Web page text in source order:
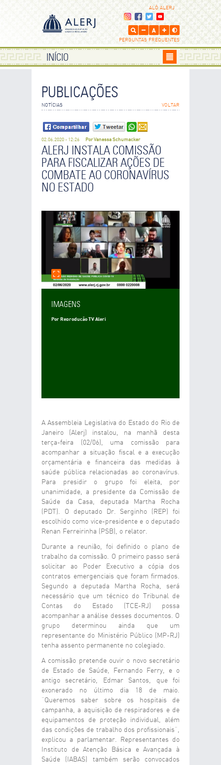
ALÔ ALERJ
PERGUNTAS FREQUENTES
INÍCIO
PUBLICAÇÕES
NOTÍCIAS VOLTAR
02.06.2020 - 12:26 Por Vanessa Schumacker
ALERJ INSTALA COMISSÃO
PARA FISCALIZAR AÇÕES DE
COMBATE AO CORONAVÍRUS
NO ESTADO
IMAGENS
Por Reprodução TV Alerj
A Assembleia Legislativa do Estado do Rio de
Janeiro (Alerj) instalou, na manhã desta
terça-feira (02/06), uma comissão para
acompanhar a situação fiscal e a execução
orçamentária e financeira das medidas à
saúde pública relacionadas ao coronavírus.
Para presidir o grupo foi eleita, por
unanimidade, a presidente da Comissão de
Saúde da Casa, deputada Martha Rocha
(PDT). O deputado Dr. Serginho (REP) foi
escolhido como vice-presidente e o deputado
Renan Ferreirinha (PSB), o relator.
Durante a reunião, foi definido o plano de
trabalho da comissão. O primeiro passo será
solicitar ao Poder Executivo a cópia dos
contratos emergenciais que foram firmados.
Segundo a deputada Martha Rocha, será
necessário que um técnico do Tribunal de
Contas do Estado (TCE-RJ) possa
acompanhar a análise desses documentos. O
grupo determinou ainda que um
representante do Ministério Público (MP-RJ)
tenha assento permanente no colegiado.
A comissão pretende ouvir o novo secretário
de Estado de Saúde, Fernando Ferry, e o
antigo secretário, Edmar Santos, que foi
exonerado no último dia 18 de maio.
“Queremos saber sobre os hospitais de
campanha, a aquisição de respiradores e de
equipamentos de proteção individual, além
das condições de trabalho dos profissionais”,
explicou a parlamentar. Representantes do
Instituto de Atenção Básica e Avançada à
Saúde (IABAS) também serão convocados
ENVIE POR E-MAIL
Os campos que contém são de preenchimento obrigatório.
SEU NOME
SEU E-MAIL
E-MAIL DO DESTINATÁRIO
DESEJA RECEBER UMA CÓPIA DA MENSAGEM?
SEU COMENTÁRIO